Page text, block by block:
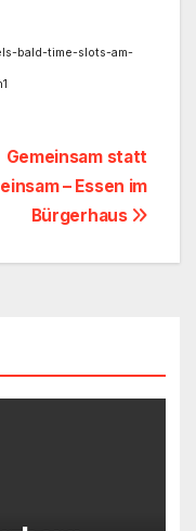
bald-time-slots-am-
Gemeinsam statt
einsam – Essen im
Bürgerhaus